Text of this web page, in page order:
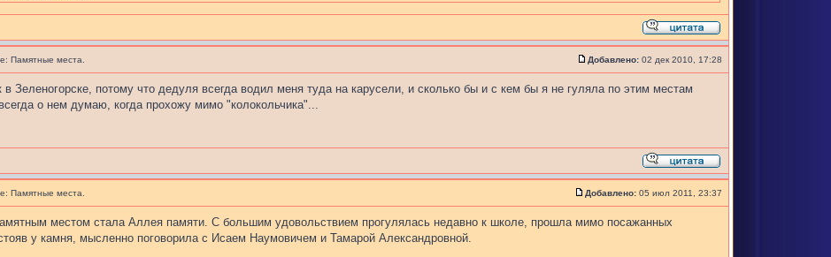
Памятные места. Добавлено: 02 дек 2010, 17:28
в Зеленогорске, потому что дедуля всегда водил меня туда на карусели, и сколько бы и с кем бы я не гуляла по этим местам
о нем думаю, когда прохожу мимо "колокольчика"...
Памятные места. Добавлено: 05 июл 2011, 23:37
местом стала Аллея памяти. С большим удовольствием прогулялась недавно к школе, прошла мимо посажанных
у камня, мысленно поговорила с Исаем Наумовичем и Тамарой Александровной.